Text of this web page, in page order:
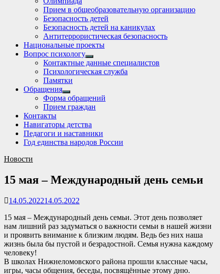
Прием в общеобразовательную организацию
Безопасность детей
Безопасность детей на каникулах
Антитеррористическая безопасность
Национальные проекты
Вопрос психологу
Show
sub
menu
Контактные данные специалистов
Психологическая служба
Памятки
Обращения
Show
sub
menu
Форма обращений
Прием граждан
Контакты
Навигаторы детства
Педагоги и наставники
Год единства народов России
Новости
15 мая – Международный день семьи
14.05.202214.05.2022
15 мая – Международный день семьи. Этот день позволяет
нам лишний раз задуматься о важности семьи в нашей жизни
и проявить внимание к близким людям. Ведь без них наша
жизнь была бы пустой и безрадостной. Семья нужна каждому
человеку!
В школах Нижнеломовского района прошли классные часы,
игры, часы общения, беседы, посвящённые этому дню.